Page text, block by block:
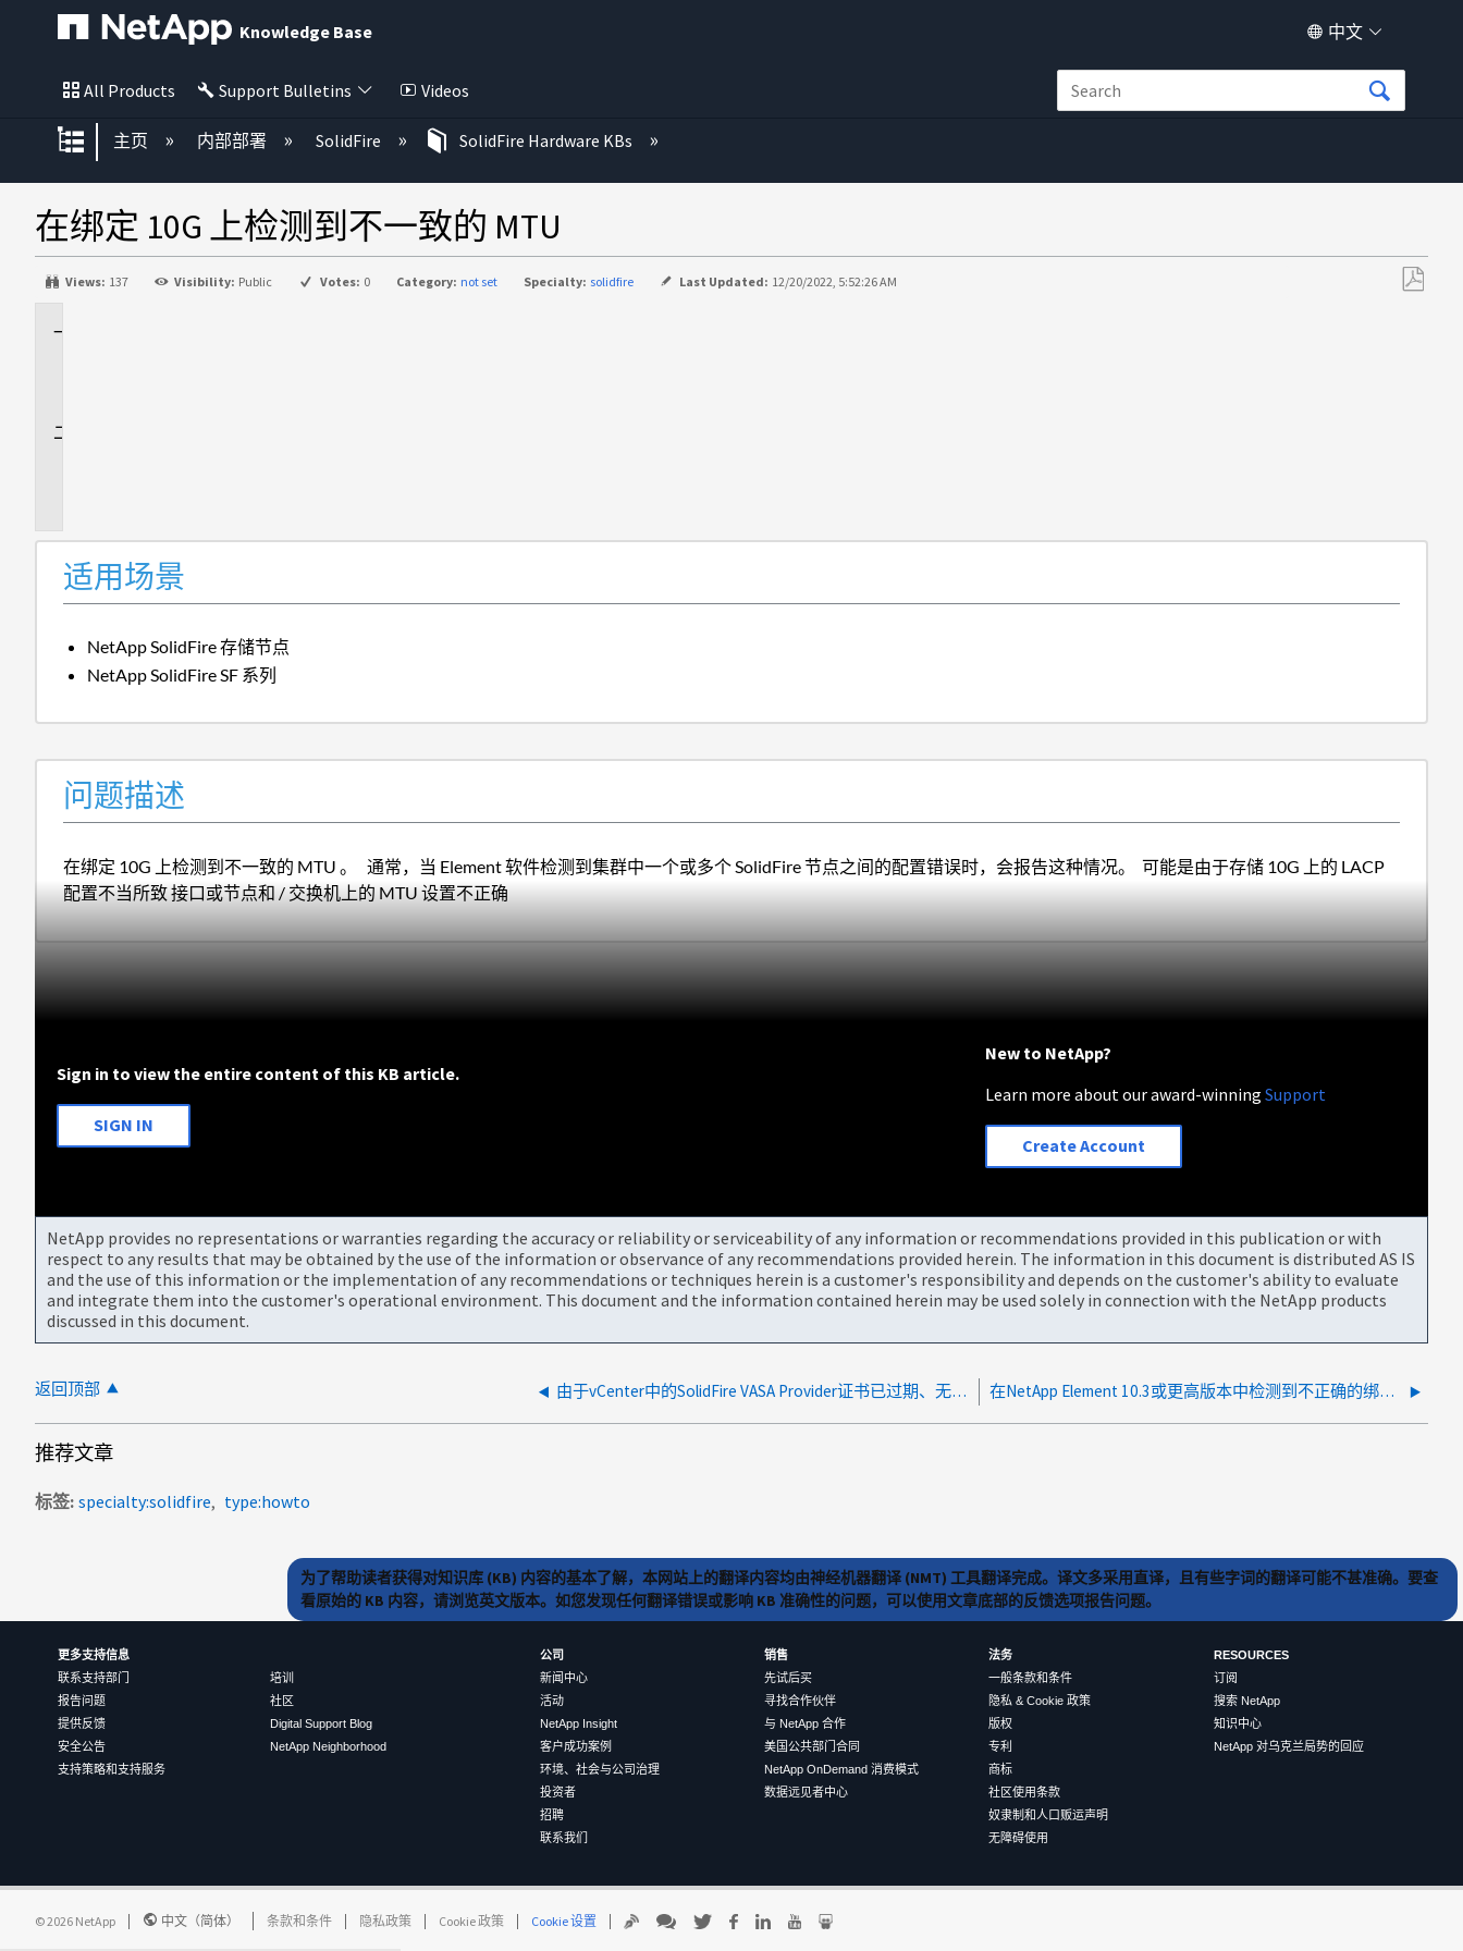
Knowledge Base 中文
All Products Support Bulletins Videos
扩展/隐缩全局层次
主页 内部部署 SolidFire SolidFire Hardware KBs
在绑定 10G 上检测到不一致的 MTU
Views: 137 Visibility: Public Votes: 0 Category: not set Specialty: solidfire Last Updated: 12/20/2022, 5:52:26 AM
适用场景
NetApp SolidFire 存储节点
NetApp SolidFire SF 系列
问题描述
在绑定 10G 上检测到不一致的 MTU 。 通常，当 Element 软件检测到集群中一个或多个 SolidFire 节点之间的配置错误时，会报告这种情况。 可能是由于存储 10G 上的 LACP
配置不当所致 接口或节点和 / 交换机上的 MTU 设置不正确
Sign in to view the entire content of this KB article.
SIGN IN
New to NetApp?
Learn more about our award-winningSupport
Create Account
NetApp provides no representations or warranties regarding the accuracy or reliability or serviceability of any information or recommendations provided in this publication or with
respect to any results that may be obtained by the use of the information or observance of any recommendations provided herein. The information in this document is distributed AS IS
and the use of this information or the implementation of any recommendations or techniques herein is a customer's responsibility and depends on the customer's ability to evaluate
and integrate them into the customer's operational environment. This document and the information contained herein may be used solely in connection with the NetApp products
discussed in this document.
返回顶部 由于vCenter中的SolidFire VASA Provider证书已过期、无法访问数据存储库 在NetApp Element 10.3或更高版本中检测到不正确的绑定端口数
推荐文章
标签 specialty:solidfire type:howto
为了帮助读者获得对知识库 (KB) 内容的基本了解，本网站上的翻译内容均由神经机器翻译 (NMT) 工具翻译完成。译文多采用直译，且有些字词的翻译可能不甚准确。要查
看原始的 KB 内容，请浏览英文版本。如您发现任何翻译错误或影响 KB 准确性的问题，可以使用文章底部的反馈选项报告问题。
更多支持信息
联系支持部门
报告问题
提供反馈
安全公告
支持策略和支持服务
培训
社区
Digital Support Blog
NetApp Neighborhood
公司
新闻中心
活动
NetApp Insight
客户成功案例
环境、社会与公司治理
投资者
招聘
联系我们
销售
先试后买
寻找合作伙伴
与 NetApp 合作
美国公共部门合同
NetApp OnDemand 消费模式
数据远见者中心
法务
一般条款和条件
隐私 & Cookie 政策
版权
专利
商标
社区使用条款
奴隶制和人口贩运声明
无障碍使用
RESOURCES
订阅
搜索 NetApp
知识中心
NetApp 对乌克兰局势的回应
©2026 NetApp 中文（简体） 条款和条件 隐私政策 Cookie 政策 Cookie 设置